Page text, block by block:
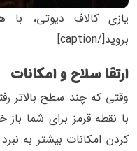
یازی کالاف دیوتی،
بروید[/caption]
ارتقا سلاح و امکانات
وقتی که چند سطح بالاتر
با نقطه قرمز برای شما
کردن امکانات بیشتر به